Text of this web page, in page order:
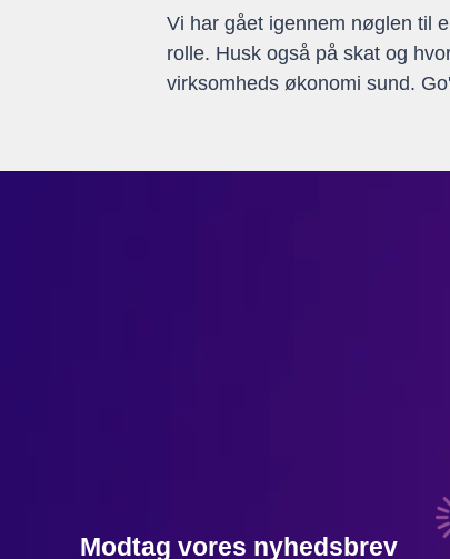
Vi har gået igennem nøglen til
rolle. Husk også på skat og
virksomheds økonomi sund.
Modtag vores nyhedsbrev